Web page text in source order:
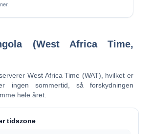
(West Africa Time,
West Africa Time (WAT) , hvilket er
ingen sommertid , så forskydningen
hele året.
tidszone